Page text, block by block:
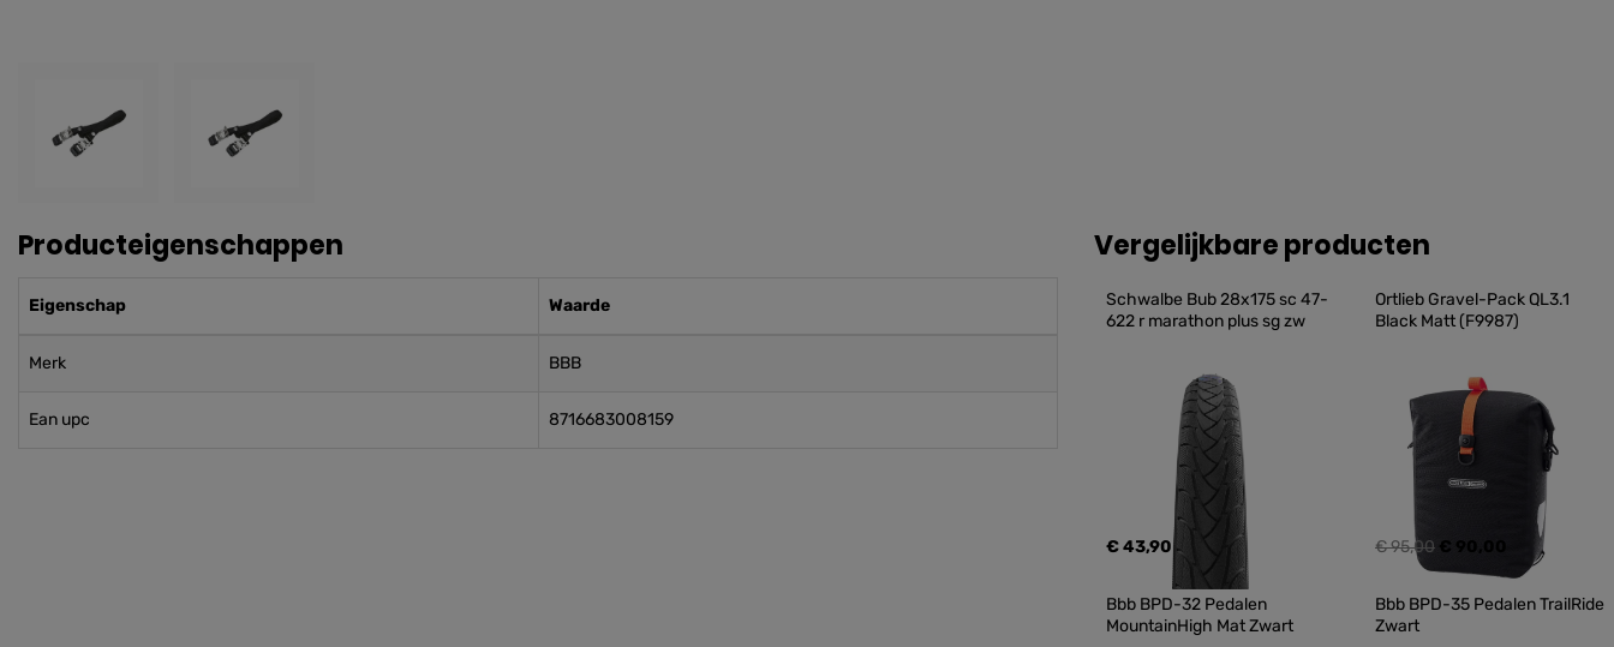
Producteigenschappen
Eigenschap Waarde
Merk BBB
Ean upc 8716683008159
Vergelijkbare producten
Schwalbe Bub 28x175 sc 47-
622 r marathon plus sg zw
€ 43,90
Ortlieb Gravel-Pack QL3.1
Black Matt (F9987)
€ 95,00 € 90,00
Bbb BPD-32 Pedalen
MountainHigh Mat Zwart
Bbb BPD-35 Pedalen TrailRide
Zwart